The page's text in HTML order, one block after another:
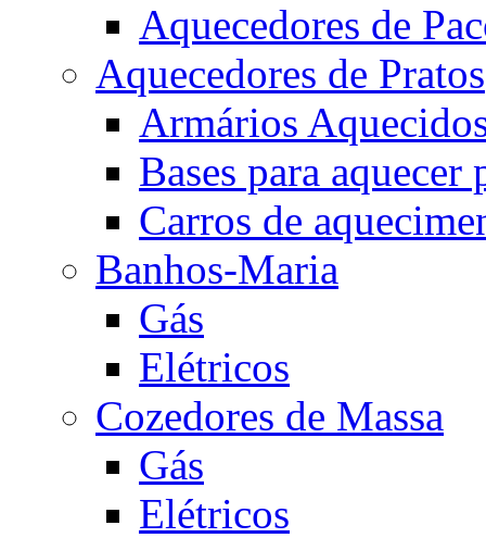
Aquecedores de
Aquecedores de Pratos
Armários
Bases para aquecer
Carros de
Banhos-Maria
Gás
Elétricos
Cozedores de Massa
Gás
Elétricos